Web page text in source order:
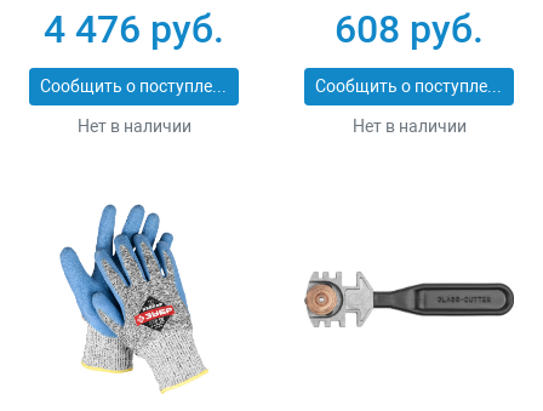
Stayer PROFI 3318-60
4 476 руб.
Сообщить о поступлении
Нет в наличии
608 руб.
Сообщить о поступлении
Нет в наличии